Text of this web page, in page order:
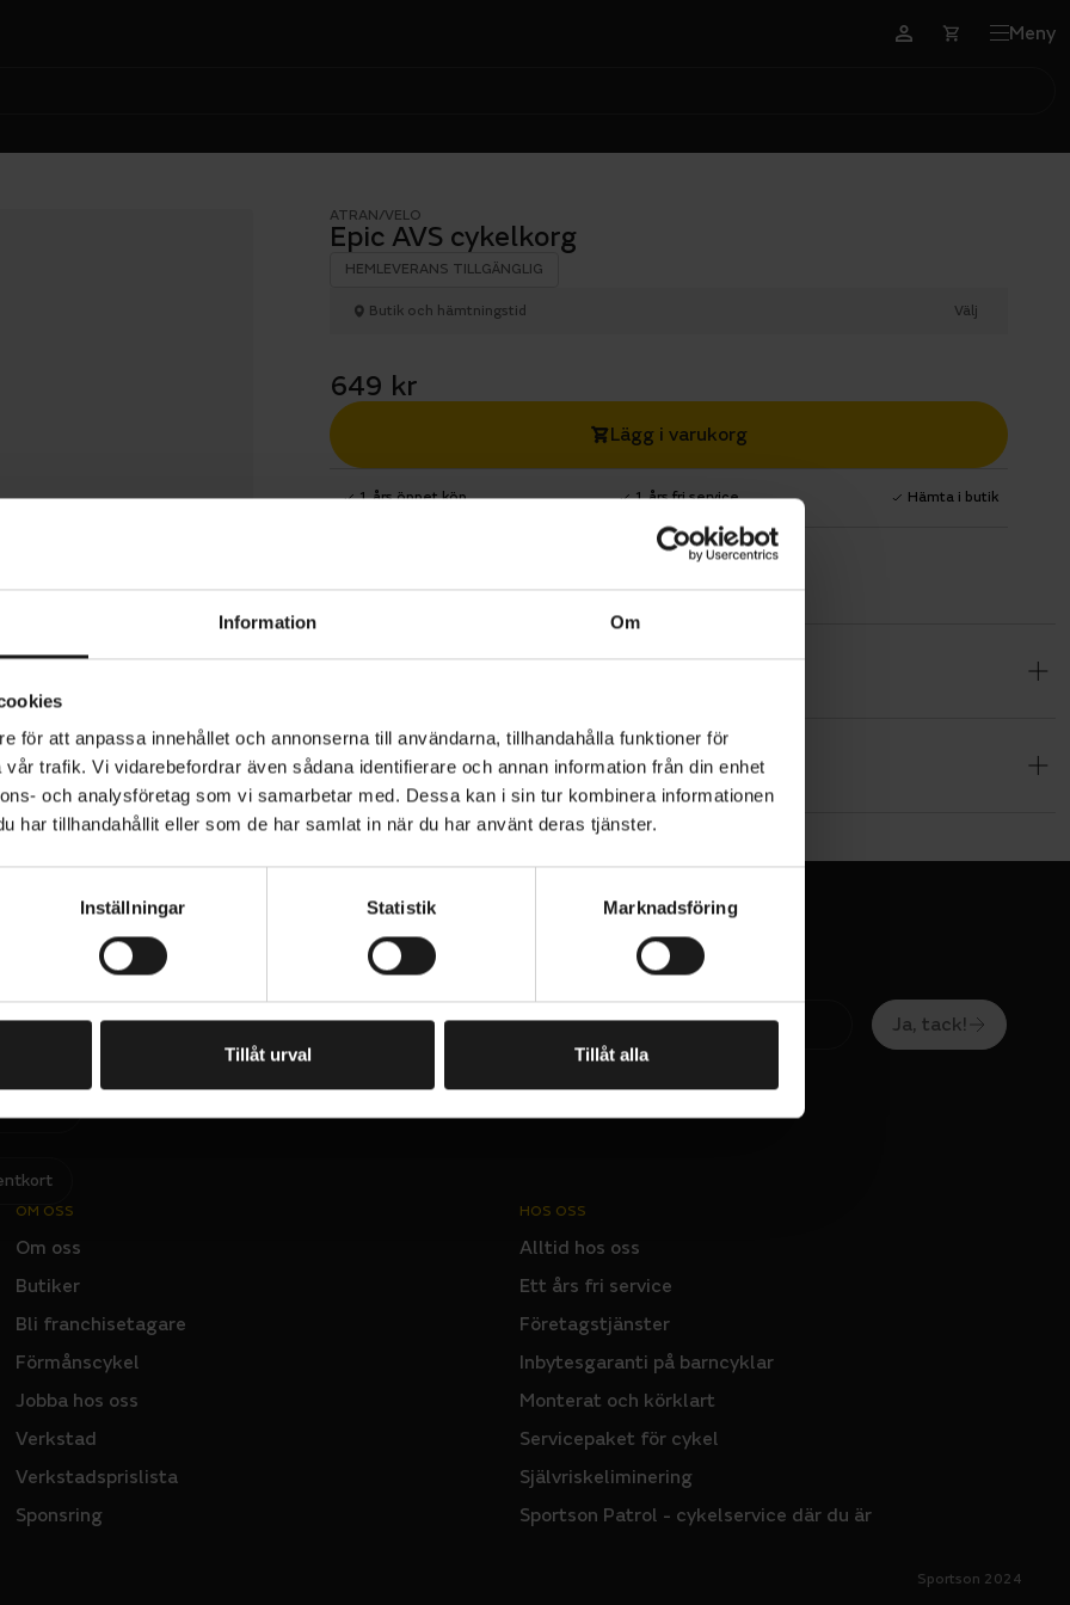
Information Om
för att anpassa innehållet och annonserna till användarna, tillhandahålla funktioner för
trafik. Vi vidarebefordrar även sådana identifierare och annan information från din enhet
och analysföretag som vi samarbetar med. Dessa kan i sin tur kombinera informationen
har tillhandahållit eller som de har samlat in när du har använt deras tjänster.
Inställningar Statistik Marknadsföring
Tillåt urval Tillåt alla
Meny
ATRAN/VELO
Epic AVS cykelkorg
HEMLEVERANS TILLGÄNGLIG
Butik och hämtningstid Välj
649 kr
Lägg i varukorg
1 års öppet köp 1 års fri service Hämta i butik
fäste. Stark och hållbar konstruktion i aluminium med
10 kg
KORG - TYP
Bak, Fram
E
M
N
U
Ja, tack!
OM OSS
Om oss
Butiker
Bli franchisetagare
Förmånscykel
Jobba hos oss
Verkstad
Verkstadsprislista
Sponsring
HOS OSS
Alltid hos oss
Ett års fri service
Företagstjänster
Inbytesgaranti på barncyklar
Monterat och körklart
Servicepaket för cykel
Självriskeliminering
Sportson Patrol - cykelservice där du är
Sportson 2024